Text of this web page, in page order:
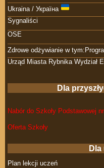
Ukraina / Україна
Sygnaliści
OSE
Zdrowe odżywianie w
Urząd Miasta Rybnika Wydział
Dla
Nabór do Szkoły Podstawowej
Oferta Szkoły
Plan lekcji uczeń